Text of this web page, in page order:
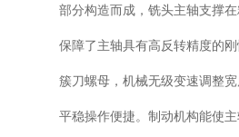
部分构造而成，铣头主轴支撑在
保障了主轴具有高反转精度的
簇刀螺母，机械无级变速调整
平稳操作便捷。制动机构能使